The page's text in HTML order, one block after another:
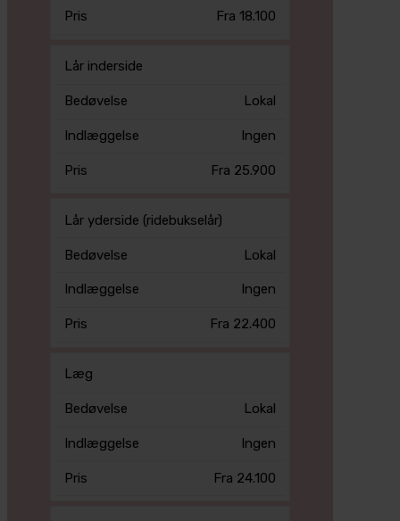
Fra 18.100
Lår inderside
Lokal
Ingen
Fra 25.900
Lår yderside (ridebukselår)
Lokal
Ingen
Fra 22.400
Læg
Lokal
Ingen
Fra 24.100